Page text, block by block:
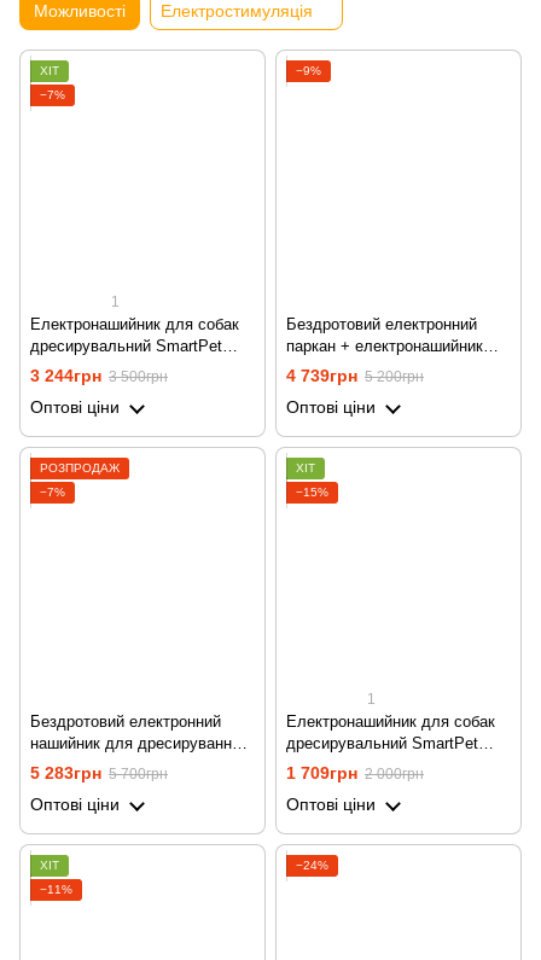
Можливості Електростимуляція
ХІТ
−7%
1
Електронашийник для собак
дресирувальний SmartPet
DTC-800-3, водостійкий, з 3
нашийниками
3 244грн 3 500грн
Оптові ціни
−9%
Бездротовий електронний
паркан + електронашийник
для дресирування 2в1
Petguider 883-1 для собак
4 739грн 5 200грн
Оптові ціни
РОЗПРОДАЖ
−7%
Бездротовий електронний
нашийник для дресирування
собак з електронним
парканом Petainer WDF-886
5 283грн 5 700грн
Оптові ціни
ХІТ
−15%
1
Електронашийник для собак
дресирувальний SmartPet
DTC-800, водостійкий, з 1
нашийником
1 709грн 2 000грн
Оптові ціни
ХІТ
−11%
−24%